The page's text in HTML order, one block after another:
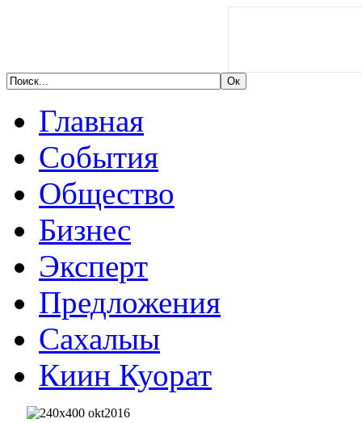
Главная
События
Общество
Бизнес
Эксперт
Предложения
Сахалыы
Киин Куорат